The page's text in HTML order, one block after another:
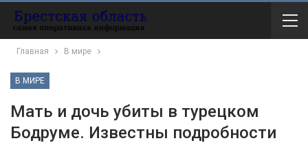
Главная В мире
В МИРЕ
Мать и дочь убиты в турецком
Бодруме. Известны подробности